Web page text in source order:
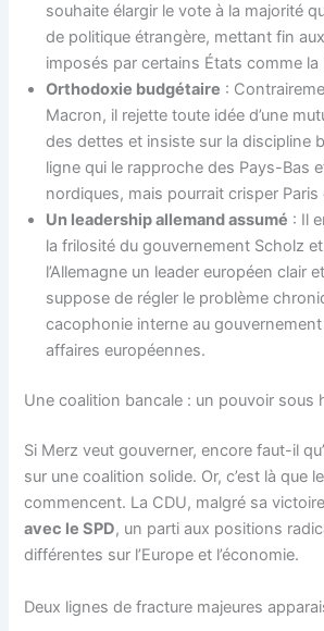
souhaite élargir le vote à la majorité
de politique étrangère, mettant fin
imposés par certains États comme la
Orthodoxie budgétaire :
Macron, il rejette toute idée d’une
des dettes et insiste sur la discipline
ligne qui le rapproche des Pays-Bas
nordiques, mais pourrait crisper Paris
Un leadership allemand assumé : Il
la frilosité du gouvernement Scholz
l’Allemagne un leader européen clair
suppose de régler le problème
cacophonie interne au
affaires européennes.
Une coalition bancale : un pouvoir sous
Si Merz veut gouverner, encore faut-il
sur une coalition solide. Or, c’est là que
commencent. La CDU, malgré sa
avec le SPD, un parti aux positions
différentes sur l’Europe et l’économie.
Deux lignes de fracture majeures